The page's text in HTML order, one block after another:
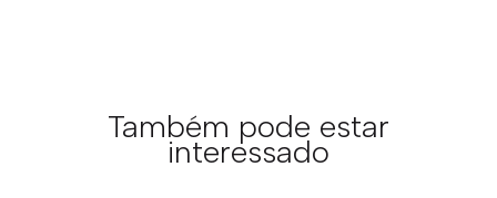
Também pode estar
interessado